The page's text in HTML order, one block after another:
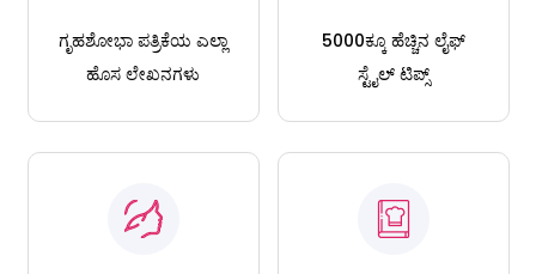
ಗೃಹಶೋಭಾ ಪತ್ರಿಕೆಯ ಎಲ್ಲಾ
ಹೊಸ ಲೇಖನಗಳು
5000ಕ್ಕೂ ಹೆಚ್ಚಿನ ಲೈಫ್
ಸ್ಟೈಲ್ ಟಿಪ್ಸ್